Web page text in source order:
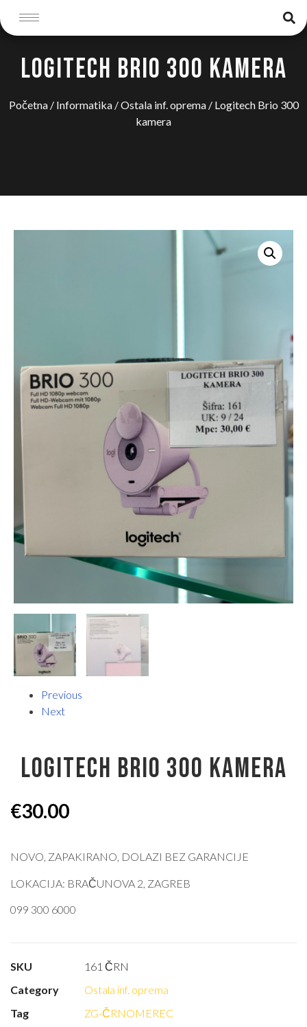
LOGITECH BRIO 300 KAMERA
Početna/ Informatika/Ostala inf. oprema/ Logitech Brio 300
kamera
Previous
Next
LOGITECH BRIO 300 KAMERA
€30.00
NOVO, ZAPAKIRANO, DOLAZI BEZ GARANCIJE
LOKACIJA: BRAČUNOVA 2, ZAGREB
099 300 6000
SKU
161 ČRN
Category
Ostala inf. oprema
Tag
ZG-ČRNOMEREC